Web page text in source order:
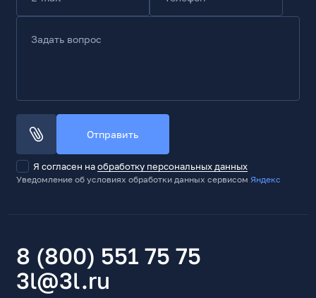
Да
Мощность одного динамика, Вт
2
Общая мощность акуст.системы, Вт
Разъемы и интерфейсы
2.0
Количество DisplayPort
2
Задать вопрос
Отправить
Я согласен наобработку персональных данных
Уведомление об условиях обработки данных сервисом Яндекс
8 (800) 551 75 75
3l@3l.ru